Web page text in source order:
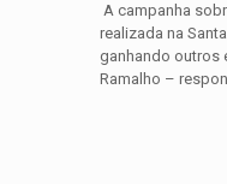
A campanha
realizada na
ganhando outros
Ramalho –